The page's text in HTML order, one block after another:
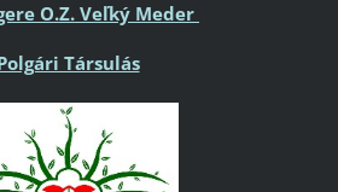
O.Z. Veľký Meder
Társulás